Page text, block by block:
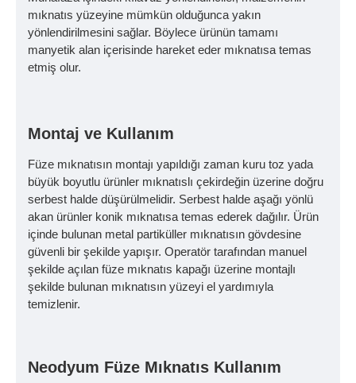
mıknatıs yüzeyine mümkün olduğunca yakın
yönlendirilmesini sağlar. Böylece ürünün tamamı
manyetik alan içerisinde hareket eder mıknatısa temas
etmiş olur.
Montaj ve Kullanım
Füze mıknatısın montajı yapıldığı zaman kuru toz yada
büyük boyutlu ürünler mıknatıslı çekirdeğin üzerine doğru
serbest halde düşürülmelidir. Serbest halde aşağı yönlü
akan ürünler konik mıknatısa temas ederek dağılır. Ürün
içinde bulunan metal partiküller mıknatısın gövdesine
güvenli bir şekilde yapışır. Operatör tarafından manuel
şekilde açılan füze mıknatıs kapağı üzerine montajlı
şekilde bulunan mıknatısın yüzeyi el yardımıyla
temizlenir.
Neodyum Füze Mıknatıs Kullanım